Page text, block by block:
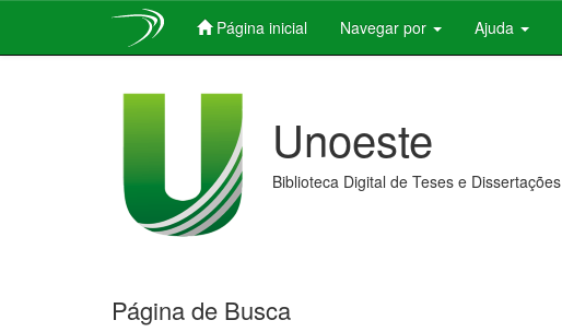
Página inicial Navegar por Ajuda
Unoeste
Biblioteca Digital de Teses e Dissertações
Página de Busca